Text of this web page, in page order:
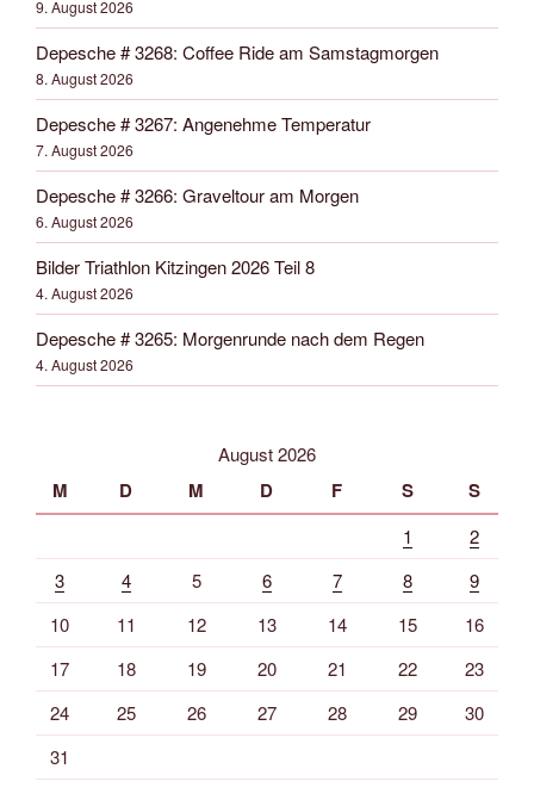
9. August 2026
Depesche # 3268: Coffee Ride am Samstagmorgen
8. August 2026
Depesche # 3267: Angenehme Temperatur
7. August 2026
Depesche # 3266: Graveltour am Morgen
6. August 2026
Bilder Triathlon Kitzingen 2026 Teil 8
4. August 2026
Depesche # 3265: Morgenrunde nach dem Regen
4. August 2026
August 2026
M D M D F S S
1
2
3
4 5 6 7 8
9
10
11 12 13 14 15
16
17
18 19 20 21 22
23
24
25 26 27 28 29
30
31